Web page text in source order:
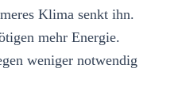
Klima senkt ihn.
mehr Energie.
weniger notwendig